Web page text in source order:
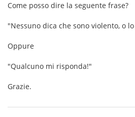
Come posso dire la seguente frase?
"Nessuno dica che sono violento, o
Oppure
"Qualcuno mi risponda!"
Grazie.